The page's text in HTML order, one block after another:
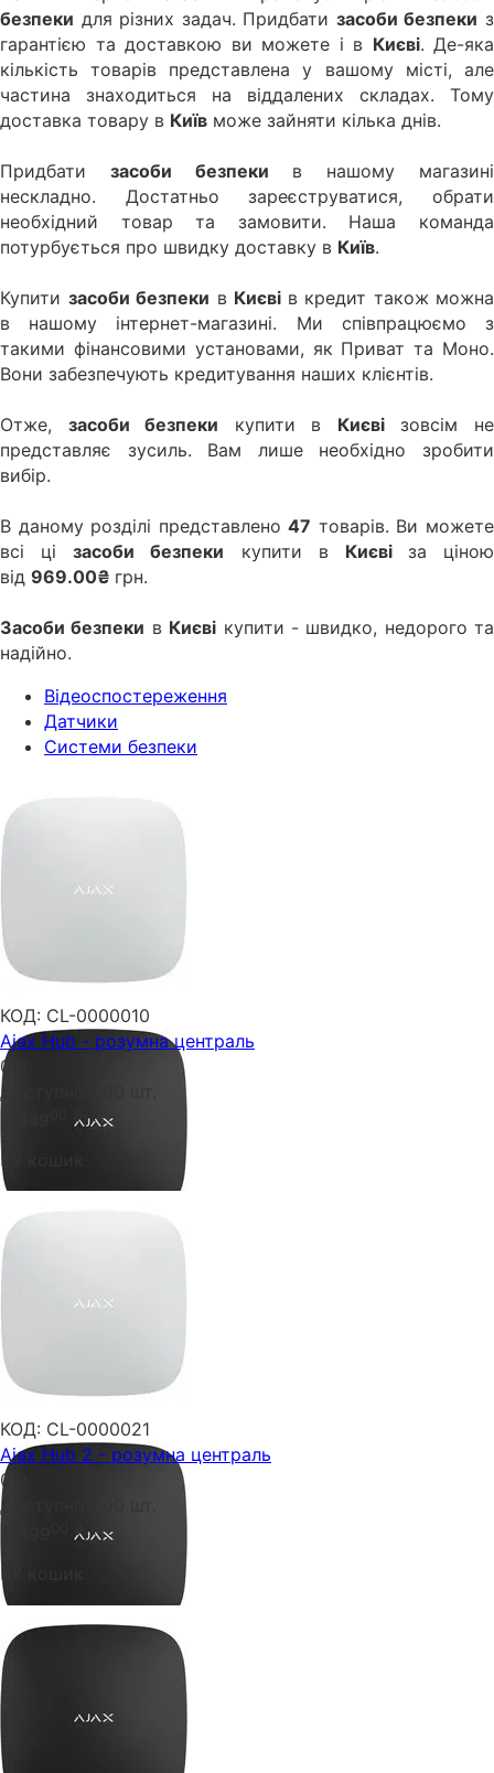
безпеки для різних задач. Придбати засоби безпеки з
гарантією та доставкою ви можете і в Києві. Де-яка
кількість товарів представлена у вашому місті, але
частина знаходиться на віддалених складах. Тому
доставка товару в Київ може зайняти кілька днів.
Придбати засоби безпеки в нашому магазині
нескладно. Достатньо зареєструватися, обрати
необхідний товар та замовити. Наша команда
потурбується про швидку доставку в Київ.
Купити засоби безпеки в Києві в кредит також можна
в нашому інтернет-магазині. Ми співпрацюємо з
такими фінансовими установами, як Приват та Моно.
Вони забезпечують кредитування наших клієнтів.
Отже, засоби безпеки купити в Києвізовсім не
представляє зусиль. Вам лише необхідно зробити
вибір.
В даному розділі представлено47 товарів. Ви можете
всі цізасоби безпеки купити в Києві за ціною
від 969.00₴ грн.
Засоби безпеки в Києві купити - швидко, недорого та
надійно.
Відеоспостереження
Датчики
Системи безпеки
КОД: CL-0000010
Ajax Hub - розумна централь
0.0
Доступно:
₴
КОД: CL-0000021
Ajax Hub 2 - розумна централь
0.0
Доступно:
₴